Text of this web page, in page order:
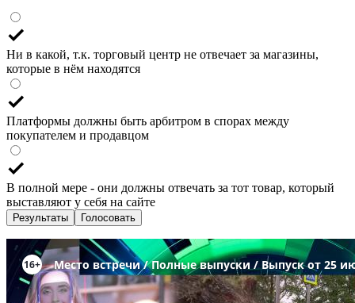
Ни в какой, т.к. торговый центр не отвечает за магазины,
которые в нём находятся
Платформы должны быть арбитром в спорах между
покупателем и продавцом
В полной мере - они должны отвечать за тот товар, который
выставляют у себя на сайте
Результаты Голосовать